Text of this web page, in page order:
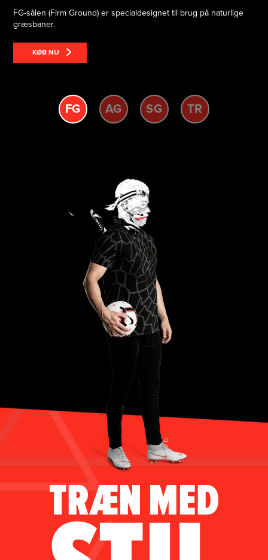
FG-sålen (Firm Ground) er specialdesignet til brug på naturlige
græsbaner.
KØB NU
FG AG SG TR